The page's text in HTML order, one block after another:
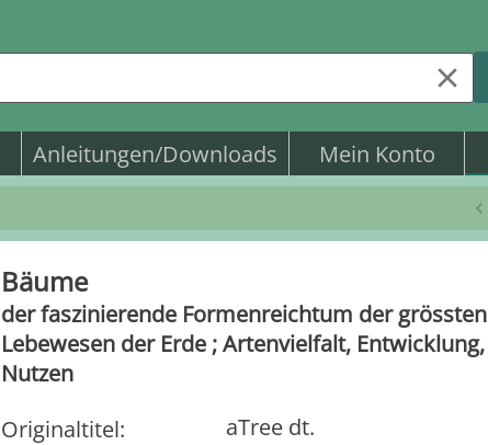
Anleitungen/Downloads Mein Konto
Bäume
der faszinierende Formenreichtum der grössten
Lebewesen der Erde ; Artenvielfalt, Entwicklung,
Nutzen
Originaltitel:
aTree dt.